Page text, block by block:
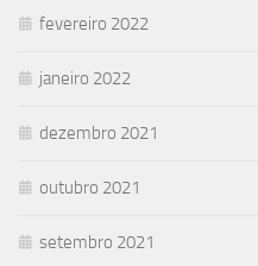
fevereiro 2022
janeiro 2022
dezembro 2021
outubro 2021
setembro 2021